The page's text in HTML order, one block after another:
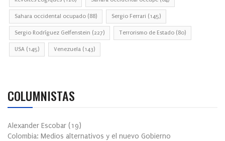
Sahara occidental ocupado (88) Sergio Ferrari (145)
Sergio Rodríguez Gelfenstein (227) Terrorismo de Estado (80)
USA (145) Venezuela (143)
COLUMNISTAS
Alexander Escobar (19)
Colombia: Medios alternativos y el nuevo Gobierno